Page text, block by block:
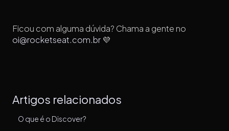
Ficou com alguma dúvida? Chama a gente no
oi@rocketseat.com.br 💜
Artigos relacionados
O que é o Discover?